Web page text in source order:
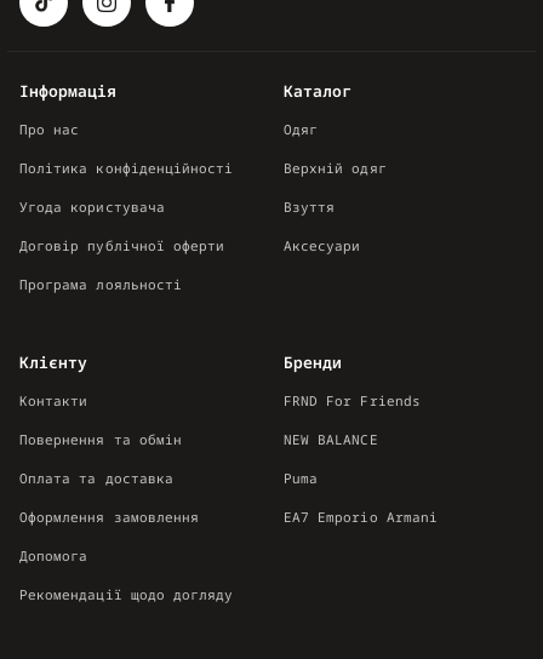
Каталог
Одяг
Верхній одяг
Взуття
Аксесуари
Інформація
Про нас
Політика конфіденційності
Угода користувача
Договір публічної оферти
Програма лояльності
Клієнту
Контакти
Повернення та обмін
Оплата та доставка
Оформлення замовлення
Допомога
Рекомендації щодо догляду
Бренди
FRND For Friends
NEW BALANCE
Puma
EA7 Emporio Armani